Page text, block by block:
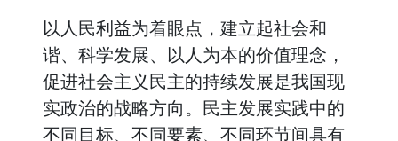
以人民利益为着眼点，建立起社会和
谐、科学发展、以人为本的价值理念，
促进社会主义民主的持续发展是我国现
实政治的战略方向。民主发展实践中的
不同目标、不同要素、不同环节间具有